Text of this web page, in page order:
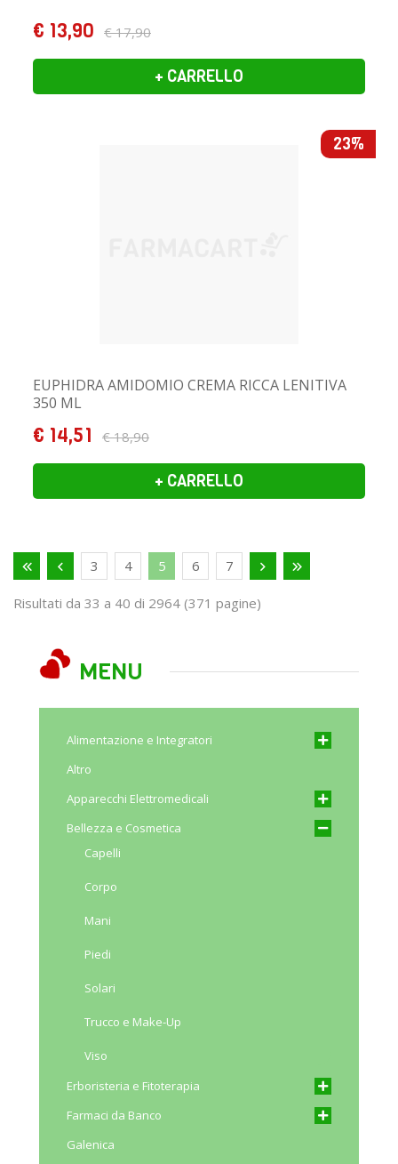
€ 13,90 € 17,90
+ CARRELLO
23%
EUPHIDRA AMIDOMIO CREMA RICCA LENITIVA
350 ML
€ 14,51 € 18,90
+ CARRELLO
3 4 5 6 7
Risultati da 33 a 40 di 2964 (371 pagine)
MENU
Alimentazione e Integratori
Altro
Apparecchi Elettromedicali
Bellezza e Cosmetica
Capelli
Corpo
Mani
Piedi
Solari
Trucco e Make-Up
Viso
Erboristeria e Fitoterapia
Farmaci da Banco
Galenica